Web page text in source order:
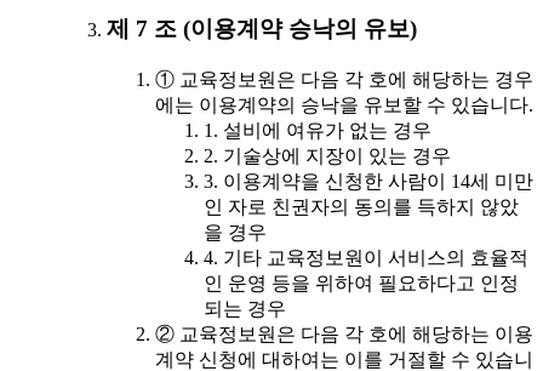
제 7 조 (이용계약 승낙의 유보)
① 교육정보원은 다음 각 호에 해당하는 경우
에는 이용계약의 승낙을 유보할 수 있습니다.
1. 설비에 여유가 없는 경우
2. 기술상에 지장이 있는 경우
3. 이용계약을 신청한 사람이 14세 미만
인 자로 친권자의 동의를 득하지 않았
을 경우
4. 기타 교육정보원이 서비스의 효율적
인 운영 등을 위하여 필요하다고 인정
되는 경우
② 교육정보원은 다음 각 호에 해당하는 이용
계약 신청에 대하여는 이를 거절할 수 있습니